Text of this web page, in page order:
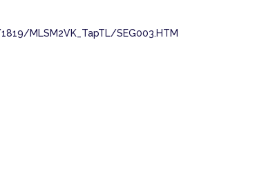
MLSM2VK_TapTL/SEG003.HTM